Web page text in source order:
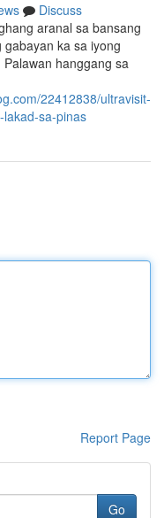
Discuss
aranal sa bansang
ka sa iyong
hanggang sa
22412838/ultravisit-
sa-pinas
Report Page
Go